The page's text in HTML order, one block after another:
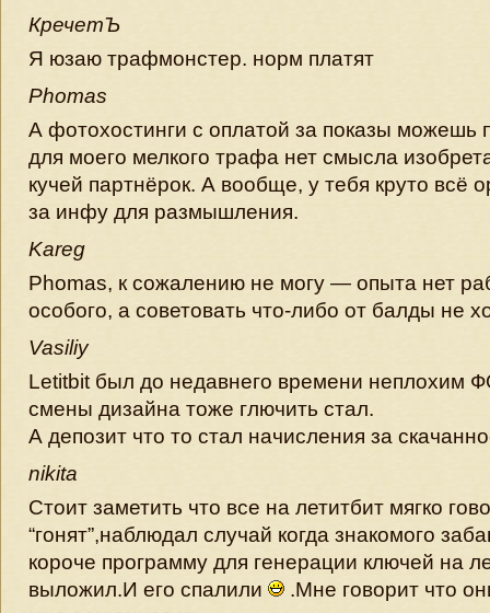
КречетЪ
Я юзаю трафмонстер. норм платят
Phomas
А фотохостинги с оплатой за показы можешь
для моего мелкого трафа нет смысла
кучей партнёрок. А вообще, у тебя круто всё
за инфу для размышления.
Kareg
Phomas, к сожалению не могу — опыта нет
особого, а советовать что-либо от балды не
Vasiliy
Letitbit был до недавнего времени неплохим
смены дизайна тоже глючить стал.
А депозит что то стал начисления за
nikita
Стоит заметить что все на летитбит мягко
“гонят”,наблюдал случай когда знакомого
короче программу для генерации ключей на
выложил.И его спалили
.Мне говорит что